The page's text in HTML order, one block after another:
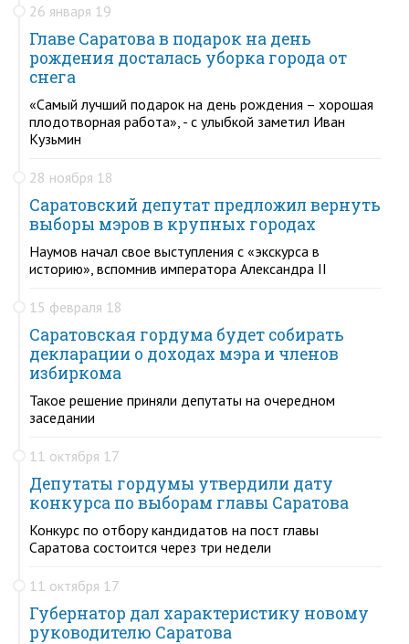
26 января 19
Главе Саратова в подарок на день
рождения досталась уборка города от
снега
«Самый лучший подарок на день рождения – хорошая
плодотворная работа», - с улыбкой заметил Иван
Кузьмин
28 ноября 18
Саратовский депутат предложил вернуть
выборы мэров в крупных городах
Наумов начал свое выступления с «экскурса в
историю», вспомнив императора Александра II
15 февраля 18
Саратовская гордума будет собирать
декларации о доходах мэра и членов
избиркома
Такое решение приняли депутаты на очередном
заседании
11 октября 17
Депутаты гордумы утвердили дату
конкурса по выборам главы Саратова
Конкурс по отбору кандидатов на пост главы
Саратова состоится через три недели
11 октября 17
Губернатор дал характеристику новому
руководителю Саратова